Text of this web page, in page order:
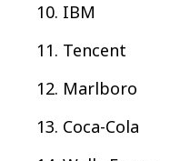
IBM
Tencent
Marlboro
Coca-Cola